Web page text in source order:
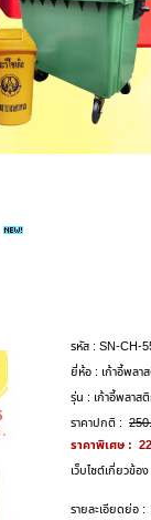
รหัส : SN-CH-
ยี่ห้อ : เก้าอี้พล
รุ่น : เก้าอี้พลาส
ราคาปกติ :
ราคาพิเศษ :
เว็บไซต์เกี่ยวข้อง
รายละเอียดย่อ :